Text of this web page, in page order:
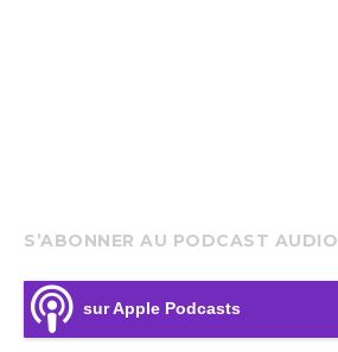
S’ABONNER AU PODCAST AUDIO
sur Apple Podcasts